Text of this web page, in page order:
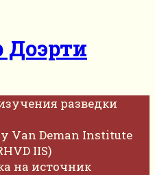
Доэрти
разведки
Van Deman Institute
IIS)
на источник